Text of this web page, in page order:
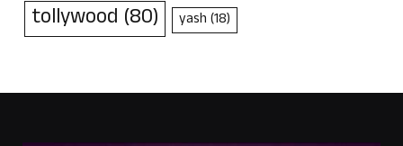
tollywood (80) yash(18)